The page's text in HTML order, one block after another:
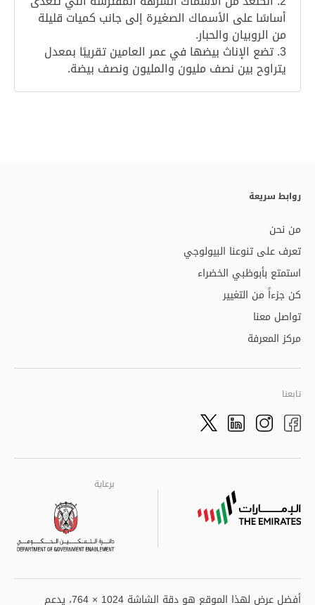
أساسًا على الأسماك الصغيرة إلى جانب كميات قليلة
من الروبيان والحبار.
3. تضع الإناث بيضها في عمر العامين تقريبًا بمعدل
يتراوح بين نصف مليون والمليون ونصف بيضة.
روابط سريعة
من نحن
تعرف على تنوعنا البيولوجي
استمتع بأبوظبي الخضراء
كن جزءاً من التغيير
تواصل معنا
مركز المعرفة
تابعنا
Facebook
Instagram
LinkedIn
Twitter
برعاية
برعاية
أفضل عرض لهذا الموقع هو دقة الشاشة 1024 × 764، يدعم